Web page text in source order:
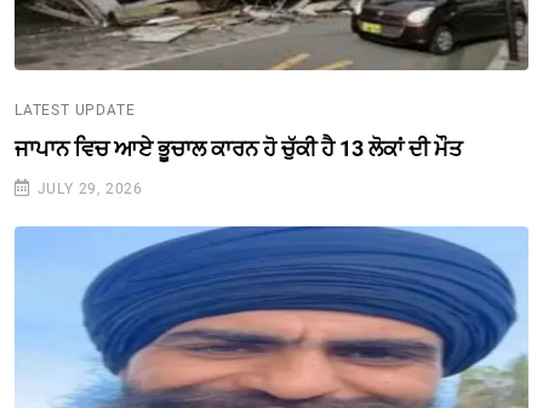
LATEST UPDATE
ਜਾਪਾਨ ਵਿਚ ਆਏ ਭੂਚਾਲ ਕਾਰਨ ਹੋ ਚੁੱਕੀ ਹੈ 13 ਲੋਕਾਂ ਦੀ ਮੌਤ
JULY 29, 2026